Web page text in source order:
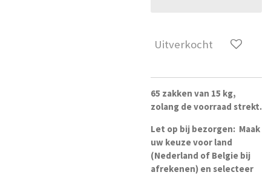
Uitverkocht
65 zakken van 15 kg,
zolang de voorraad strekt.
Let op bij bezorgen: Maak
uw keuze voor land
(Nederland of Belgie bij
afrekenen) en selecteer